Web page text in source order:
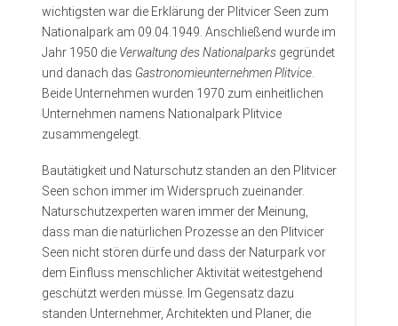
wichtigsten war die Erklärung der Plitvicer Seen zum
Nationalpark am 09.04.1949. Anschließend wurde im
Jahr 1950 die Verwaltung des Nationalparks gegründet
und danach das Gastronomieunternehmen Plitvice.
Beide Unternehmen wurden 1970 zum einheitlichen
Unternehmen namens Nationalpark Plitvice
zusammengelegt.
Bautätigkeit und Naturschutz standen an den Plitvicer
Seen schon immer im Widerspruch zueinander.
Naturschutzexperten waren immer der Meinung,
dass man die natürlichen Prozesse an den Plitvicer
Seen nicht stören dürfe und dass der Naturpark vor
dem Einfluss menschlicher Aktivität weitestgehend
geschützt werden müsse. Im Gegensatz dazu
standen Unternehmer, Architekten und Planer, die